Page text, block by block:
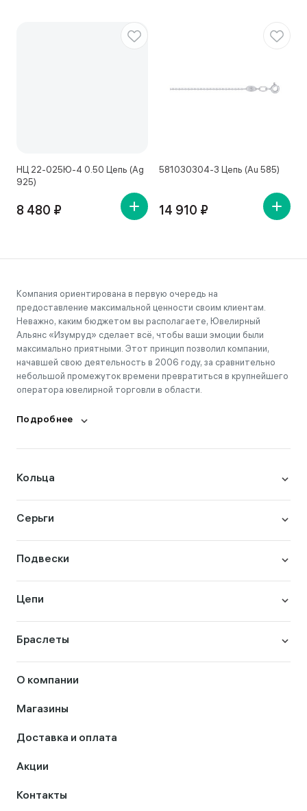
НЦ 22-025Ю-4 0.50 Цепь (Ag
925)
8 480 ₽
581030304-3 Цепь (Au 585)
14 910 ₽
Компания ориентирована в первую очередь на
предоставление максимальной ценности своим клиентам.
Неважно, каким бюджетом вы располагаете, Ювелирный
Альянс «Изумруд» сделает всё, чтобы ваши эмоции были
максимально приятными. Этот принцип позволил компании,
начавшей свою деятельность в 2006 году, за сравнительно
небольшой промежуток времени превратиться в крупнейшего
оператора ювелирной торговли в области.
Подробнее
Кольца
Серьги
Подвески
Цепи
Браслеты
О компании
Магазины
Доставка и оплата
Акции
Контакты